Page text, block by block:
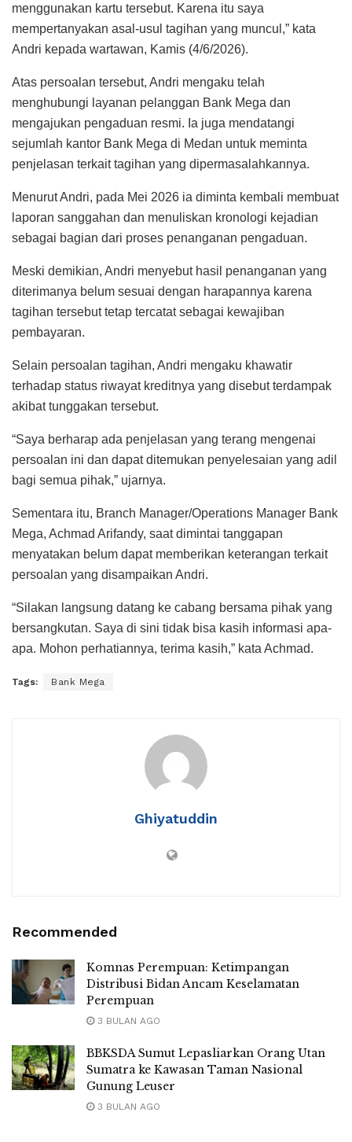
menggunakan kartu tersebut. Karena itu saya
mempertanyakan asal-usul tagihan yang muncul,” kata
Andri kepada wartawan, Kamis (4/6/2026).
Atas persoalan tersebut, Andri mengaku telah
menghubungi layanan pelanggan Bank Mega dan
mengajukan pengaduan resmi. Ia juga mendatangi
sejumlah kantor Bank Mega di Medan untuk meminta
penjelasan terkait tagihan yang dipermasalahkannya.
Menurut Andri, pada Mei 2026 ia diminta kembali membuat
laporan sanggahan dan menuliskan kronologi kejadian
sebagai bagian dari proses penanganan pengaduan.
Meski demikian, Andri menyebut hasil penanganan yang
diterimanya belum sesuai dengan harapannya karena
tagihan tersebut tetap tercatat sebagai kewajiban
pembayaran.
Selain persoalan tagihan, Andri mengaku khawatir
terhadap status riwayat kreditnya yang disebut terdampak
akibat tunggakan tersebut.
“Saya berharap ada penjelasan yang terang mengenai
persoalan ini dan dapat ditemukan penyelesaian yang adil
bagi semua pihak,” ujarnya.
Sementara itu, Branch Manager/Operations Manager Bank
Mega, Achmad Arifandy, saat dimintai tanggapan
menyatakan belum dapat memberikan keterangan terkait
persoalan yang disampaikan Andri.
“Silakan langsung datang ke cabang bersama pihak yang
bersangkutan. Saya di sini tidak bisa kasih informasi apa-
apa. Mohon perhatiannya, terima kasih,” kata Achmad.
Tags: Bank Mega
Ghiyatuddin
Recommended
Komnas Perempuan: Ketimpangan
Distribusi Bidan Ancam Keselamatan
Perempuan
3 BULAN AGO
BBKSDA Sumut Lepasliarkan Orang Utan
Sumatra ke Kawasan Taman Nasional
Gunung Leuser
3 BULAN AGO